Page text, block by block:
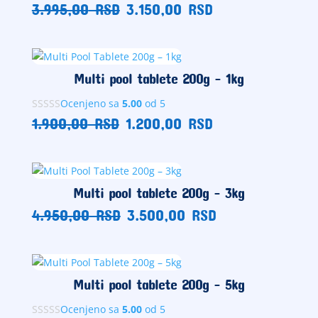
3.995,00RSD Originalna
bila:
3.995,00
RSD.
3.150,00 RSDTrenutna
RSD.
Multi pool tablete 200g – 1kg
Ocenjeno sa 5.00od 5
1.900,00RSD Originalna
bila:
1.900,00
RSD.
1.200,00 RSDTrenutna
RSD.
Multi pool tablete 200g – 3kg
4.950,00RSD Originalna
bila:
4.950,00
RSD.
3.500,00 RSDTrenutna
RSD.
Multi pool tablete 200g – 5kg
Ocenjeno sa 5.00od 5